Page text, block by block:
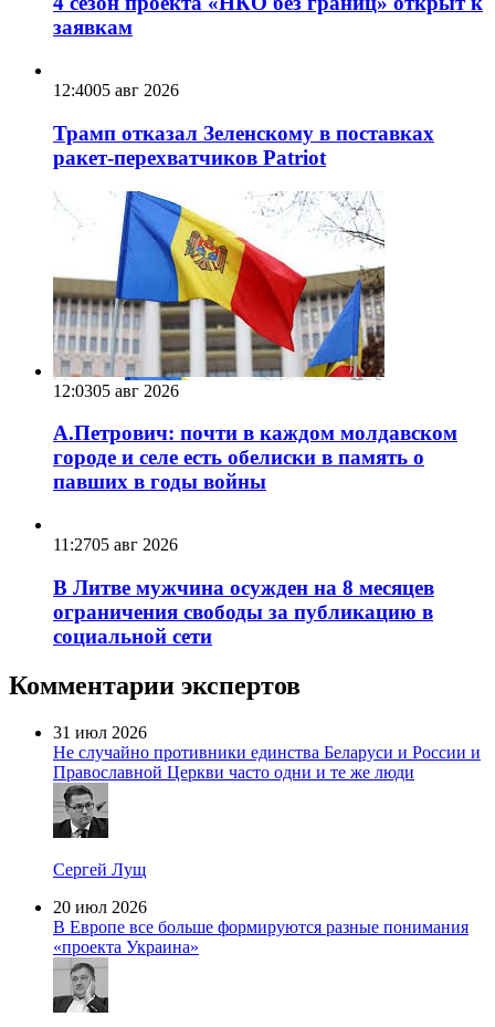
заявкам
12:4005 авг 2026
Трамп отказал Зеленскому в поставках
ракет-перехватчиков Patriot
12:0305 авг 2026
А.Петрович: почти в каждом молдавском
городе и селе есть обелиски в память о
павших в годы войны
11:2705 авг 2026
В Литве мужчина осужден на 8 месяцев
ограничения свободы за публикацию в
социальной сети
Комментарии экспертов
31 июл 2026
Не случайно противники единства Беларуси и России и
Православной Церкви часто одни и те же люди
Сергей Лущ
20 июл 2026
В Европе все больше формируются разные понимания
«проекта Украина»